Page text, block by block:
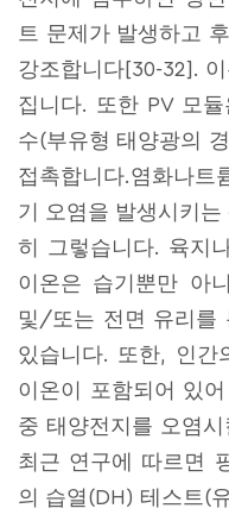
트 문제가 발생하고
강조합니다[30-32].
집니다. 또한 PV 모
수(부유형 태양광의
접촉합니다.염화나트
기 오염을 발생시키
히 그렇습니다. 육지
이온은 습기뿐만 아
및/또는 전면 유리를
있습니다. 또한, 인간
이온이 포함되어 있
중 태양전지를 오염
최근 연구에 따르면
의 습열(DH) 테스트(